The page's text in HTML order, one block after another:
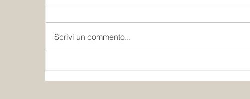
Scrivi un commento...